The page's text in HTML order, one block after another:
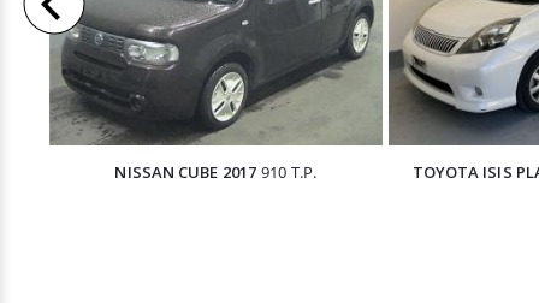
NISSAN CUBE 2017 910 Т.Р. TOYOTA ISIS